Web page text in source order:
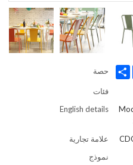
حصة Share
فئات
English details
علامة تجارية
نموذج